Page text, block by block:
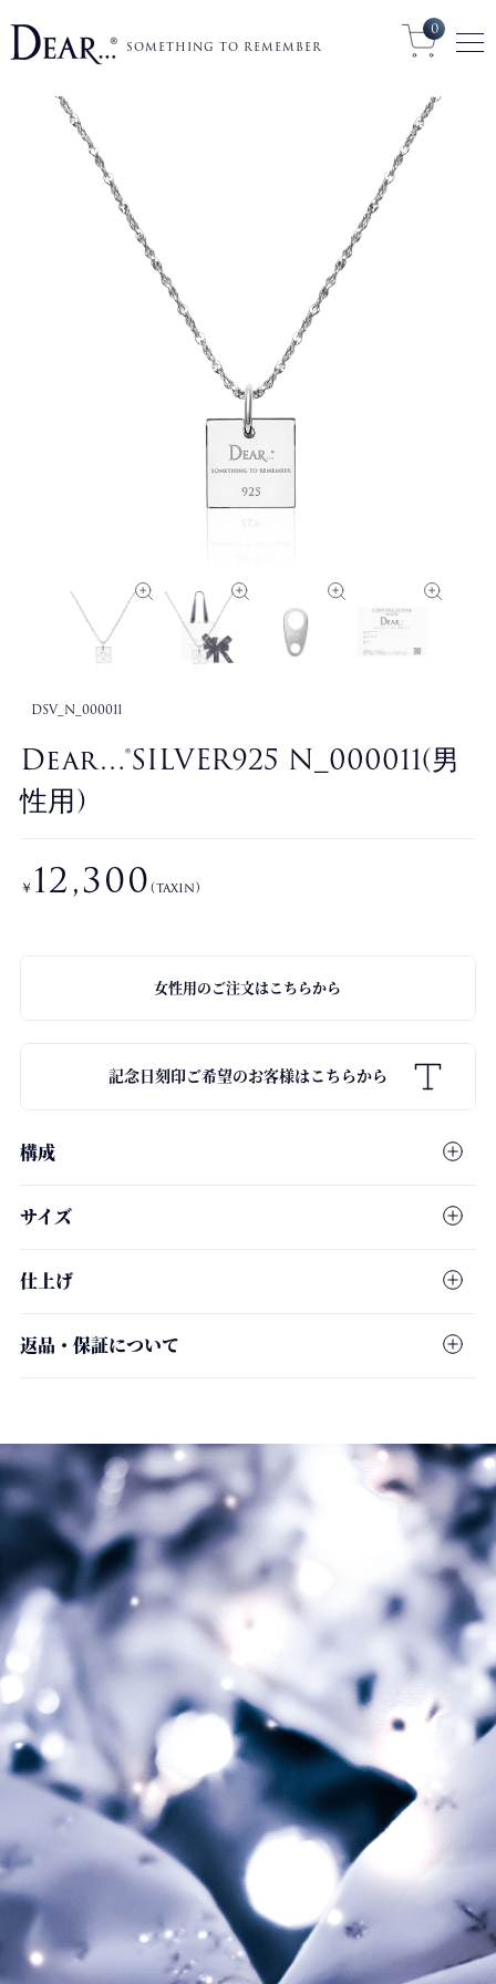
SOMETHING TO REMEMBER
0
DSV_N_000011
Dear…®SILVER925 N_000011(男
性用)
￥ 12,300(taxin)
女性用のご注文はこちらから
記念日刻印ご希望のお客様はこちらから
構成
ネックレストップ：SILVER925
0.8mm幅
サイズ
ネックレストップ：横12mm / 縦12mm / 厚さ2.0mm
チェーン幅：0.8mm
仕上げ
チェーンタグ：Dear…®刻印 / 925刻印
返品・保証について
がご注文の品と異なっていた場合は、送料当社負担にて返品を承
ります。
なお、当ブランドのジュエリー製品は1年保証付きとなっており、
ご使用中の破損等を対象として、ご購入時と同内容にて新品交換
（保証期間内1回迄）を承っております。